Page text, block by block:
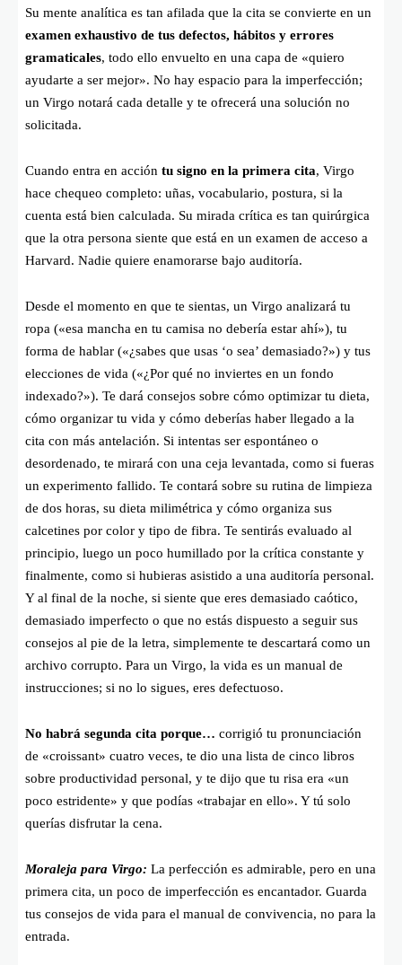
Su mente analítica es tan afilada que la cita se convierte en un
examen exhaustivo de tus defectos, hábitos y errores
gramaticales, todo ello envuelto en una capa de «quiero
ayudarte a ser mejor». No hay espacio para la imperfección;
un Virgo notará cada detalle y te ofrecerá una solución no
solicitada.
Cuando entra en acción tu signo en la primera cita, Virgo
hace chequeo completo: uñas, vocabulario, postura, si la
cuenta está bien calculada. Su mirada crítica es tan quirúrgica
que la otra persona siente que está en un examen de acceso a
Harvard. Nadie quiere enamorarse bajo auditoría.
Desde el momento en que te sientas, un Virgo analizará tu
ropa («esa mancha en tu camisa no debería estar ahí»), tu
forma de hablar («¿sabes que usas ‘o sea’ demasiado?») y tus
elecciones de vida («¿Por qué no inviertes en un fondo
indexado?»). Te dará consejos sobre cómo optimizar tu dieta,
cómo organizar tu vida y cómo deberías haber llegado a la
cita con más antelación. Si intentas ser espontáneo o
desordenado, te mirará con una ceja levantada, como si fueras
un experimento fallido. Te contará sobre su rutina de limpieza
de dos horas, su dieta milimétrica y cómo organiza sus
calcetines por color y tipo de fibra. Te sentirás evaluado al
principio, luego un poco humillado por la crítica constante y
finalmente, como si hubieras asistido a una auditoría personal.
Y al final de la noche, si siente que eres demasiado caótico,
demasiado imperfecto o que no estás dispuesto a seguir sus
consejos al pie de la letra, simplemente te descartará como un
archivo corrupto. Para un Virgo, la vida es un manual de
instrucciones; si no lo sigues, eres defectuoso.
No habrá segunda cita porque… corrigió tu pronunciación
de «croissant» cuatro veces, te dio una lista de cinco libros
sobre productividad personal, y te dijo que tu risa era «un
poco estridente» y que podías «trabajar en ello». Y tú solo
querías disfrutar la cena.
Moraleja para Virgo: La perfección es admirable, pero en una
primera cita, un poco de imperfección es encantador. Guarda
tus consejos de vida para el manual de convivencia, no para la
entrada.